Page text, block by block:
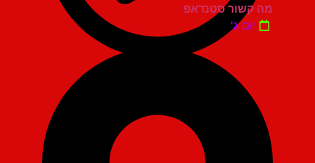
מה קשור סטנדאפ
יום ג'